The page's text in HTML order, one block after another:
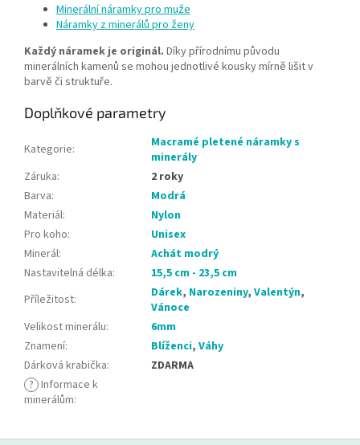
Minerální náramky pro muže
Náramky z minerálů pro ženy
Každý náramek je originál. Díky přírodnímu původu
minerálních kamenů se mohou jednotlivé kousky mírně lišit v
barvě či struktuře.
Doplňkové parametry
Kategorie:
Macramé pletené náramky s
minerály
Záruka:
2 roky
Barva:
Modrá
Materiál:
Nylon
Pro koho:
Unisex
Minerál:
Achát modrý
Nastavitelná délka:
15,5 cm - 23,5 cm
Příležitost: Dárek, Narozeniny, Valentýn,
Vánoce
Velikost minerálu:
6mm
Znamení: Blíženci, Váhy
Dárková krabička:
ZDARMA
? Informace k
minerálům: